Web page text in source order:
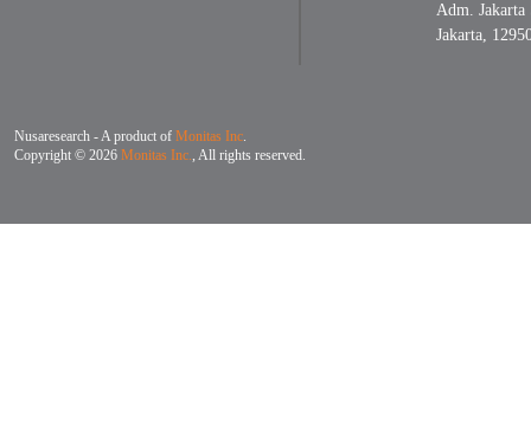
Adm.
Jakarta,
Nusaresearch - A product of Monitas Inc.
Copyright © 2026 Monitas Inc., All rights reserved.